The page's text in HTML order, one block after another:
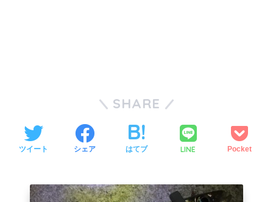
SHARE
ツイート シェア はてブ LINE Pocket